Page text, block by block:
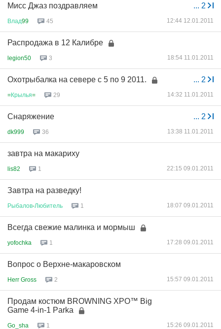
... 2
Мисс Джаз поздравляем
Влад99 45 12:44 12.01.2011
Распродажа в 12 Калибре
legion50 3 18:54 11.01.2011
... 2
Охотрыбалка на севере с 5 по 9 2011.
=Крылья= 29 14:32 11.01.2011
... 2
Снаряжение
dk999 36 13:38 11.01.2011
завтра на макариху
lis82 1 22:15 09.01.2011
Завтра на разведку!
Рыбалов-Любитель 1 18:07 09.01.2011
Всегда свежие малинка и мормыш
yofochka 1 17:28 09.01.2011
Вопрос о Верхне-макаровском
Herr Gross 2 15:57 09.01.2011
Продам костюм BROWNING XPO™ Big
Game 4-in-1 Parka
Go_sha 1 15:26 09.01.2011